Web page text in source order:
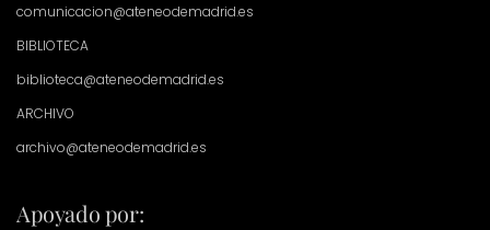
comunicacion@ateneodemadrid.es
BIBLIOTECA
biblioteca@ateneodemadrid.es
ARCHIVO
archivo@ateneodemadrid.es
Apoyado por: